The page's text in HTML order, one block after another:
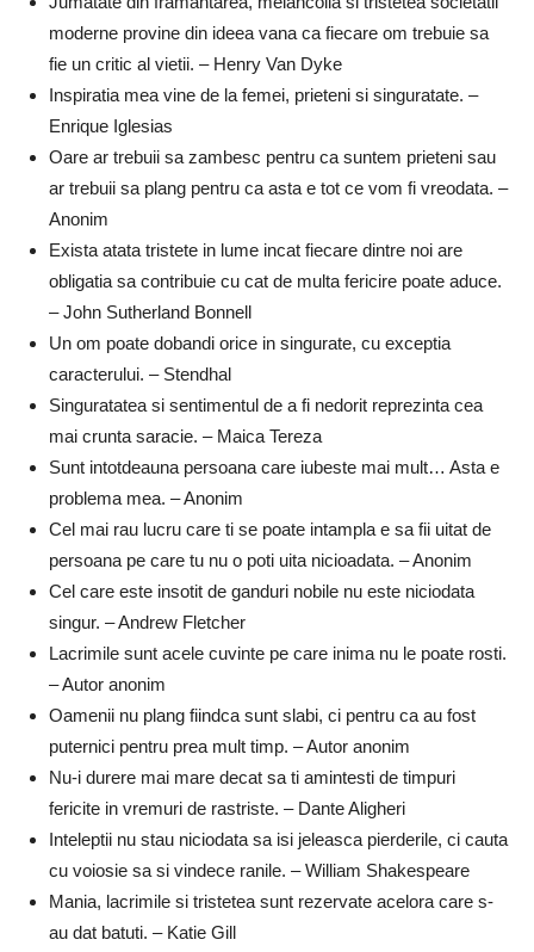
moderne provine din ideea vana ca fiecare om trebuie sa
fie un critic al vietii. – Henry Van Dyke
Inspiratia mea vine de la femei, prieteni si singuratate. –
Enrique Iglesias
Oare ar trebuii sa zambesc pentru ca suntem prieteni sau
ar trebuii sa plang pentru ca asta e tot ce vom fi vreodata. –
Anonim
Exista atata tristete in lume incat fiecare dintre noi are
obligatia sa contribuie cu cat de multa fericire poate aduce.
– John Sutherland Bonnell
Un om poate dobandi orice in singurate, cu exceptia
caracterului. – Stendhal
Singuratatea si sentimentul de a fi nedorit reprezinta cea
mai crunta saracie. – Maica Tereza
Sunt intotdeauna persoana care iubeste mai mult… Asta e
problema mea. – Anonim
Cel mai rau lucru care ti se poate intampla e sa fii uitat de
persoana pe care tu nu o poti uita nicioadata. – Anonim
Cel care este insotit de ganduri nobile nu este niciodata
singur. – Andrew Fletcher
Lacrimile sunt acele cuvinte pe care inima nu le poate rosti.
– Autor anonim
Oamenii nu plang fiindca sunt slabi, ci pentru ca au fost
puternici pentru prea mult timp. – Autor anonim
Nu-i durere mai mare decat sa ti amintesti de timpuri
fericite in vremuri de rastriste. – Dante Aligheri
Inteleptii nu stau niciodata sa isi jeleasca pierderile, ci cauta
cu voiosie sa si vindece ranile. – William Shakespeare
Mania, lacrimile si tristetea sunt rezervate acelora care s-
au dat batuti. – Katie Gill